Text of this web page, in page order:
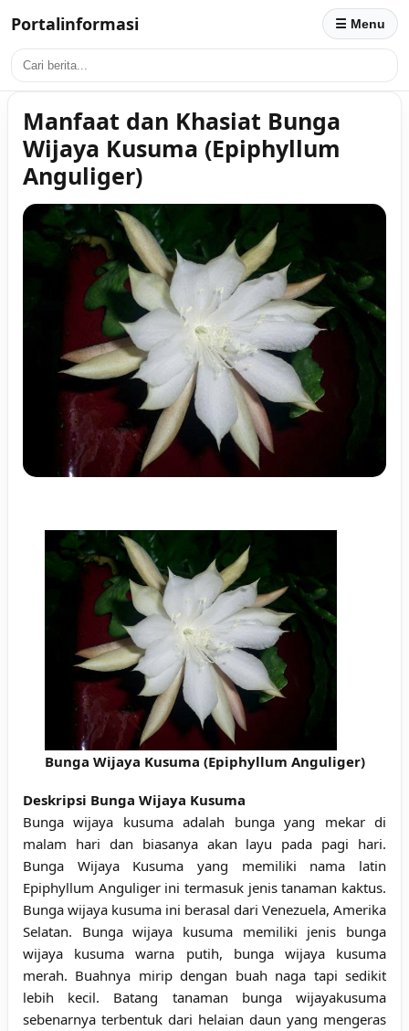
Portalinformasi ☰ Menu
Manfaat dan Khasiat Bunga
Wijaya Kusuma (Epiphyllum
Anguliger)
Bunga Wijaya Kusuma (Epiphyllum Anguliger)
Deskripsi Bunga Wijaya Kusuma
Bunga wijaya kusumaadalah bunga yang mekar di
malam hari dan biasanya akan layu pada pagi hari.
Bunga Wijaya Kusuma yang memiliki nama latin
Epiphyllum Anguliger ini termasuk jenis tanaman kaktus.
Bunga wijaya kusuma ini berasal dari Venezuela, Amerika
Selatan. Bunga wijaya kusuma memiliki jenis bunga
wijaya kusuma warna putih, bungawijaya kusuma
merah. Buahnya mirip dengan buah naga tapi sedikit
lebih kecil. Batang tanaman bunga wijayakusuma
sebenarnya terbentuk dari helaian daun yang mengeras